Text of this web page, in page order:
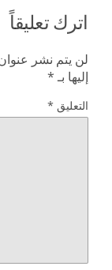
اترك تعليقاً
لن يتم نشر
إليها بـ*
التعليق *